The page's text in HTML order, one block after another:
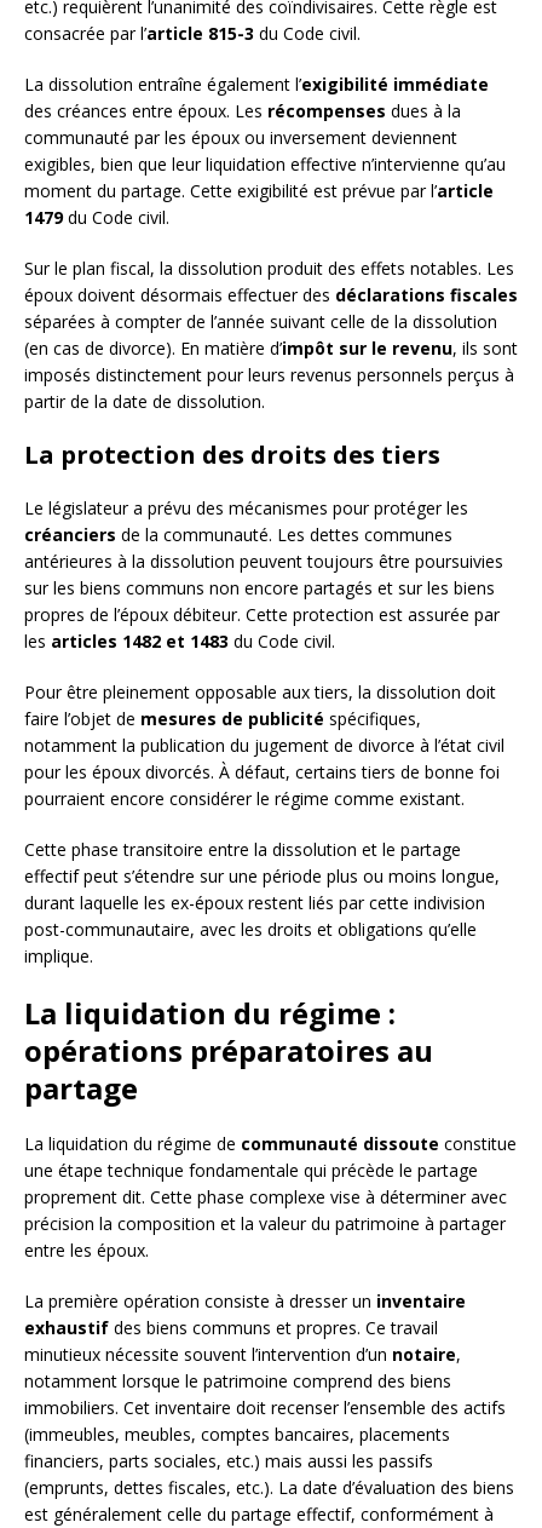
etc.) requièrent l’unanimité des coïndivisaires. Cette règle est
consacrée par l’article 815-3 du Code civil.
La dissolution entraîne également l’exigibilité immédiate
des créances entre époux. Les récompenses dues à la
communauté par les époux ou inversement deviennent
exigibles, bien que leur liquidation effective n’intervienne qu’au
moment du partage. Cette exigibilité est prévue par l’article
1479du Code civil.
Sur le plan fiscal, la dissolution produit des effets notables. Les
époux doivent désormais effectuer des déclarations fiscales
séparées à compter de l’année suivant celle de la dissolution
(en cas de divorce). En matière d’impôt sur le revenu, ils sont
imposés distinctement pour leurs revenus personnels perçus à
partir de la date de dissolution.
La protection des droits des tiers
Le législateur a prévu des mécanismes pour protéger les
créanciers de la communauté. Les dettes communes
antérieures à la dissolution peuvent toujours être poursuivies
sur les biens communs non encore partagés et sur les biens
propres de l’époux débiteur. Cette protection est assurée par
les articles 1482 et 1483 du Code civil.
Pour être pleinement opposable aux tiers, la dissolution doit
faire l’objet de mesures de publicité spécifiques,
notamment la publication du jugement de divorce à l’état civil
pour les époux divorcés. À défaut, certains tiers de bonne foi
pourraient encore considérer le régime comme existant.
Cette phase transitoire entre la dissolution et le partage
effectif peut s’étendre sur une période plus ou moins longue,
durant laquelle les ex-époux restent liés par cette indivision
post-communautaire, avec les droits et obligations qu’elle
implique.
La liquidation du régime :
opérations préparatoires au
partage
La liquidation du régime de communauté dissoute constitue
une étape technique fondamentale qui précède le partage
proprement dit. Cette phase complexe vise à déterminer avec
précision la composition et la valeur du patrimoine à partager
entre les époux.
La première opération consiste à dresser un inventaire
exhaustif des biens communs et propres. Ce travail
minutieux nécessite souvent l’intervention d’un notaire,
notamment lorsque le patrimoine comprend des biens
immobiliers. Cet inventaire doit recenser l’ensemble des actifs
(immeubles, meubles, comptes bancaires, placements
financiers, parts sociales, etc.) mais aussi les passifs
(emprunts, dettes fiscales, etc.). La date d’évaluation des biens
est généralement celle du partage effectif, conformément à